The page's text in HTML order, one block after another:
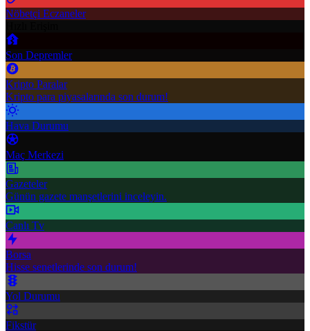
Nöbetçi Eczaneler
Son Depremler
Kripto Paralar
Kripto para piyasalarında son durum!
Hava Durumu
Maç Merkezi
Gazeteler
Günün gazete manşetlerini inceleyin.
Canlı Tv
Borsa
Hisse senetlerinde son durum!
Yol Durumu
Fikstür